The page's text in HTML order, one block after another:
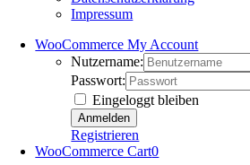
Impressum
WooCommerce My Account
Nutzername:
Passwort:
Eingeloggt bleiben
Registrieren
WooCommerce Cart0